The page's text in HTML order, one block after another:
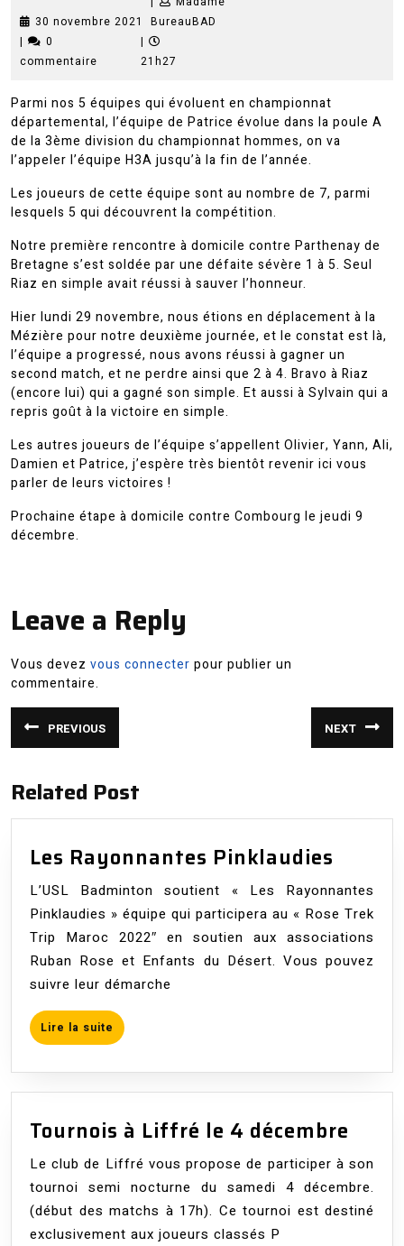
30 novembre 2021
30
novembre
2021
BureauBAD
|
0
commentaire
|
21h27
Parmi nos 5 équipes qui évoluent en championnat
départemental, l’équipe de Patrice évolue dans la poule A
de la 3ème division du championnat hommes, on va
l’appeler l’équipe H3A jusqu’à la fin de l’année.
Les joueurs de cette équipe sont au nombre de 7, parmi
lesquels 5 qui découvrent la compétition.
Notre première rencontre à domicile contre Parthenay de
Bretagne s’est soldée par une défaite sévère 1 à 5. Seul
Riaz en simple avait réussi à sauver l’honneur.
Hier lundi 29 novembre, nous étions en déplacement à la
Mézière pour notre deuxième journée, et le constat est là,
l’équipe a progressé, nous avons réussi à gagner un
second match, et ne perdre ainsi que 2 à 4. Bravo à Riaz
(encore lui) qui a gagné son simple. Et aussi à Sylvain qui a
repris goût à la victoire en simple.
Les autres joueurs de l’équipe s’appellent Olivier, Yann, Ali,
Damien et Patrice, j’espère très bientôt revenir ici vous
parler de leurs victoires !
Prochaine étape à domicile contre Combourg le jeudi 9
décembre.
Leave a Reply
Vous devez vous connecter pour publier un
commentaire.
Navigation
de
l’article
PREVIOUS
Article
précédent
NEXT
Article
suivant
Related Post
Les Rayonnantes Pinklaudies
L’USL Badminton soutient « Les Rayonnantes
Pinklaudies » équipe qui participera au « Rose Trek
Trip Maroc 2022″ en soutien aux associations
Ruban Rose et Enfants du Désert. Vous pouvez
suivre leur démarche
Lire la suite Lire
la
Tournois à Liffré le 4 décembre
à
le
4
Le club de Liffré vous propose de participer à son
tournoi semi nocturne du samedi 4 décembre.
(début des matchs à 17h). Ce tournoi est destiné
exclusivement aux joueurs classés P